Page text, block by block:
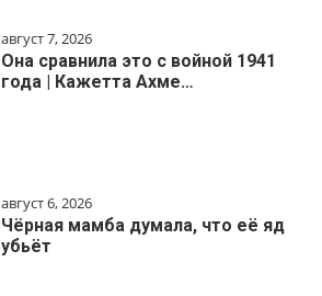
август 7, 2026
Она сравнила это с войной 1941
года | Кажетта Ахме…
август 6, 2026
Чёрная мамба думала, что её яд
убьёт